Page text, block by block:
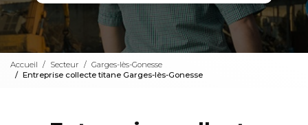
Accueil Secteur
Garges-lès-Gonesse
Entreprise collecte titane Garges-lès-Gonesse